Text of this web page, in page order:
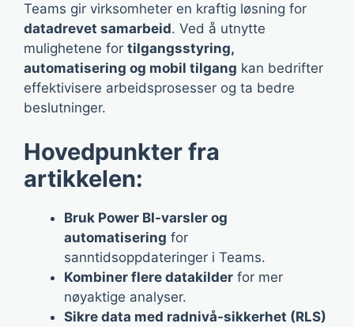
Teams gir virksomheter en kraftig løsning for
datadrevet samarbeid. Ved å utnytte
mulighetene for tilgangsstyring,
automatisering og mobil tilgang kan bedrifter
effektivisere arbeidsprosesser og ta bedre
beslutninger.
Hovedpunkter fra
artikkelen:
Bruk Power BI-varsler og
automatisering for
sanntidsoppdateringer i Teams.
Kombiner flere datakilder for mer
nøyaktige analyser.
Sikre data med radnivå-sikkerhet (RLS)